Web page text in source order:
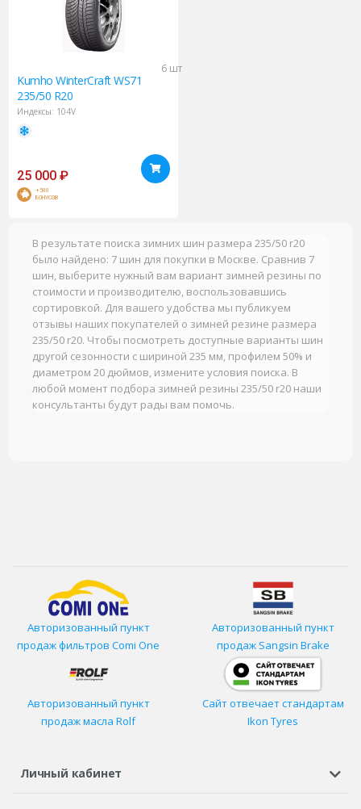
6 шт
Kumho WinterCraft WS71
235/50 R20
Индексы: 104V
25 000 ₽
+500
БОНУСОВ
В результате поиска зимних шин размера 235/50 r20
было найдено: 7 шин для покупки в Москве. Сравнив 7
шин, выберите нужный вам вариант зимней резины по
стоимости и производителю, воспользовавшись
сортировкой. Для вашего удобства мы публикуем
отзывы наших покупателей о зимней резине размера
235/50 r20. Чтобы посмотреть доступные варианты шин
другой сезонности с шириной 235 мм, профилем 50% и
диаметром 20 дюймов, измените условия поиска. В
любой момент подбора зимней резины 235/50 r20 наши
консультанты будут рады вам помочь.
Авторизованный пункт
продаж фильтров Comi One
Авторизованный пункт
продаж Sangsin Brake
Авторизованный пункт
продаж масла Rolf
Сайт отвечает стандартам
Ikon Tyres
Личный кабинет